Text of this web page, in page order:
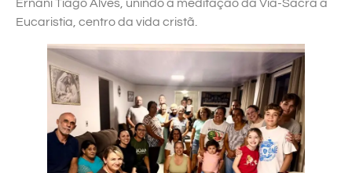
Ernani Tiago Alves, unindo a meditação da Via-Sacra à
Eucaristia, centro da vida cristã.